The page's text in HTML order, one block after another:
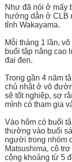
Như đã nói ở mấy
hướng dẫn ở CLB
tỉnh Wakayama.
Mỗi tháng 1 lần,
buổi tập nâng cao
đai đen.
Trong gần 4 năm
chủ nhật ở võ
sẽ tốt nghiệp, sợ
mình có tham gia
Vào hôm có buổi
thường vào buổi
người trong nhóm
Matsushima, cô
cộng khoảng từ 5